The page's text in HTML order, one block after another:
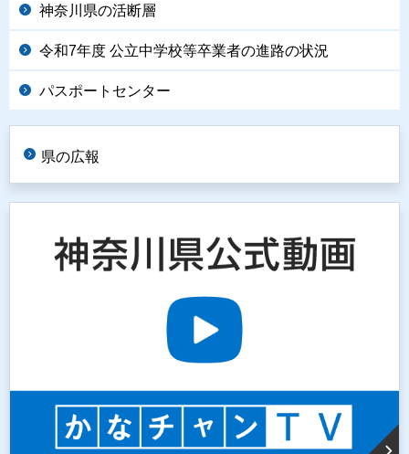
神奈川県の活断層
令和7年度 公立中学校等卒業者の進路の状況
パスポートセンター
県の広報